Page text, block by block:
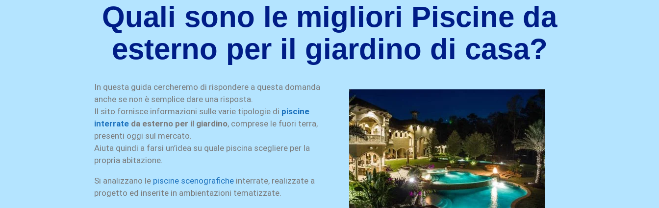
Quali sono le migliori Piscine da
esterno per il giardino di casa?
In questa guida cercheremo di rispondere a questa domanda
anche se non è semplice dare una risposta.
Il sito fornisce informazioni sulle varie tipologie di piscine
interrate da esterno per il giardino, comprese le fuori terra,
presenti oggi sul mercato.
Aiuta quindi a farsi un’idea su quale piscina scegliere per la
propria abitazione.
Si analizzano le piscine scenografiche interrate, realizzate a
progetto ed inserite in ambientazioni tematizzate.